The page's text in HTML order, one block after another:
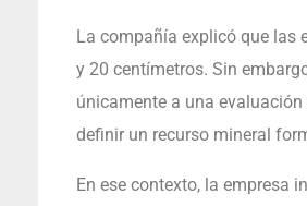
La compañía explicó que las
y 20 centímetros. Sin
únicamente a una
definir un recurso mineral
En ese contexto, la empresa